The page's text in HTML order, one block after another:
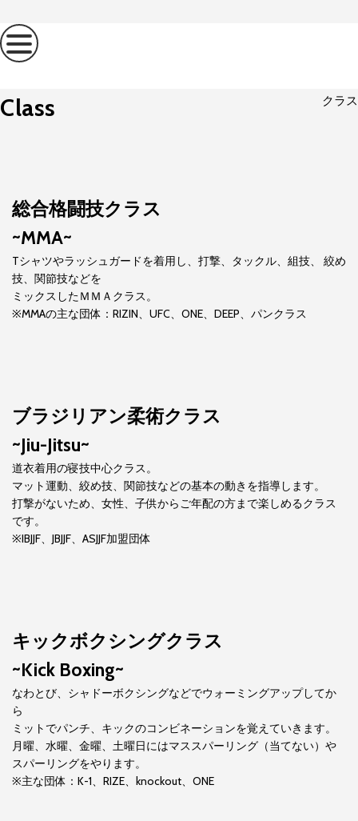
Class クラス
総合格闘技クラス
~MMA~
Tシャツやラッシュガードを着用し、打撃、タックル、組技、 絞め
技、関節技などを
ミックスしたＭＭＡクラス。
※MMAの主な団体：RIZIN、UFC、ONE、DEEP、パンクラス
ブラジリアン柔術クラス
~Jiu-Jitsu~
道衣着用の寝技中心クラス。
マット運動、絞め技、関節技などの基本の動きを指導します。
打撃がないため、女性、子供からご年配の方まで楽しめるクラス
です。
※IBJJF、JBJJF、ASJJF加盟団体
キックボクシングクラス
~Kick Boxing~
なわとび、シャドーボクシングなどでウォーミングアップしてか
ら
ミットでパンチ、キックのコンビネーションを覚えていきます。
月曜、水曜、金曜、土曜日にはマススパーリング（当てない）や
スパーリングをやります。
※主な団体：K-1、RIZE、knockout、ONE